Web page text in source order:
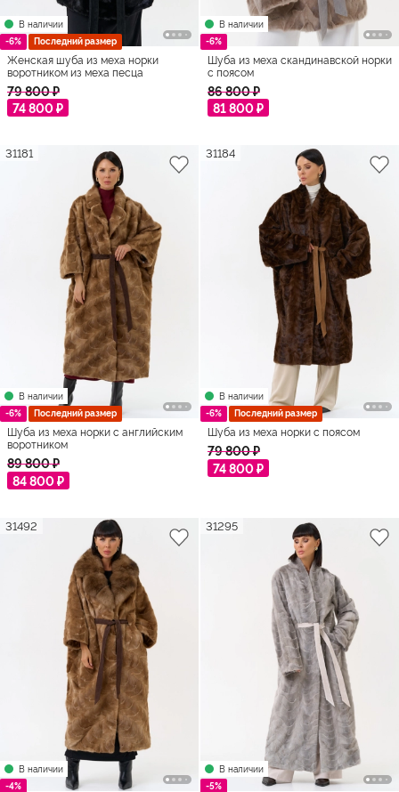
В наличии
-6%
Последний размер
Женская шуба из меха норки
воротником из меха песца
79 800 ₽
74 800 ₽
В наличии
-6%
Шуба из меха скандинавской норки
с поясом
86 800 ₽
81 800 ₽
В наличии
-6%
Последний размер
31181
Шуба из меха норки с английским
воротником
89 800 ₽
84 800 ₽
В наличии
-6%
Последний размер
31184
Шуба из меха норки с поясом
79 800 ₽
74 800 ₽
В наличии
-4%
31492
В наличии
-5%
31295